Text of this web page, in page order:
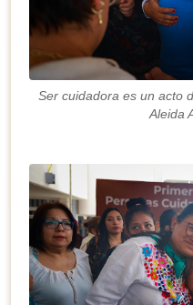
Ser cuidadora es un acto
Aleida